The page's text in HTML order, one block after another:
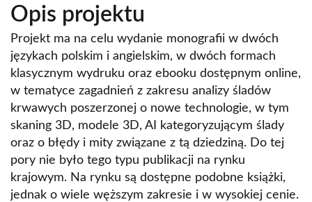
Opis projektu
Projekt ma na celu wydanie monografii w dwóch
językach polskim i angielskim, w dwóch formach
klasycznym wydruku oraz ebooku dostępnym online,
w tematyce zagadnień z zakresu analizy śladów
krwawych poszerzonej o nowe technologie, w tym
skaning 3D, modele 3D, AI kategoryzującym ślady
oraz o błędy i mity związane z tą dziedziną. Do tej
pory nie było tego typu publikacji na rynku
krajowym. Na rynku są dostępne podobne książki,
jednak o wiele węższym zakresie i w wysokiej cenie.
z dnia 09.04.2025
Zrównoważony rozwój w ochronie zdrowia-
nowe technologie, ochrona środowiska, prawo i
zarządzanie
Zrealizowane projekty
Analiza właściwości fizyko-chemicznych
proszków z soków i wytłoków wybranych
owoców otrzymanych różnymi sposobami
suszenia i ich wpływ na markery układu
immunologicznego w badaniach modelowych in
vivo